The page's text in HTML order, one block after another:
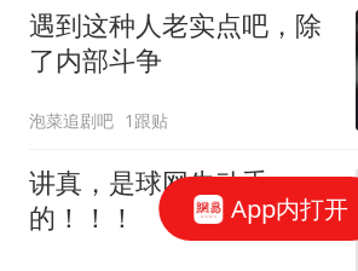
遇到这种人老实点吧，除
了内部斗争
泡菜追剧吧 1跟贴
讲真，是球网先动手
的！！！
App内打开